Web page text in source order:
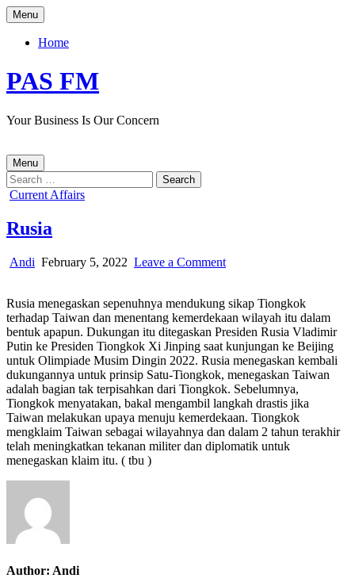
Skip
to
content
Menu
Home
PAS FM
Your Business Is Our Concern
Menu
Search
for:
Posted
Current Affairs
Rusia
Author:
Andi Published
February 5, 2022 Leave a Commenton
Rusia menegaskan sepenuhnya mendukung sikap Tiongkok
terhadap Taiwan dan menentang kemerdekaan wilayah itu dalam
bentuk apapun. Dukungan itu ditegaskan Presiden Rusia Vladimir
Putin ke Presiden Tiongkok Xi Jinping saat kunjungan ke Beijing
untuk Olimpiade Musim Dingin 2022. Rusia menegaskan kembali
dukungannya untuk prinsip Satu-Tiongkok, menegaskan Taiwan
adalah bagian tak terpisahkan dari Tiongkok. Sebelumnya,
Tiongkok menyatakan, bakal mengambil langkah drastis jika
Taiwan melakukan upaya menuju kemerdekaan. Tiongkok
mengklaim Taiwan sebagai wilayahnya dan dalam 2 tahun terakhir
telah meningkatkan tekanan militer dan diplomatik untuk
menegaskan klaim itu. ( tbu )
Author: Andi